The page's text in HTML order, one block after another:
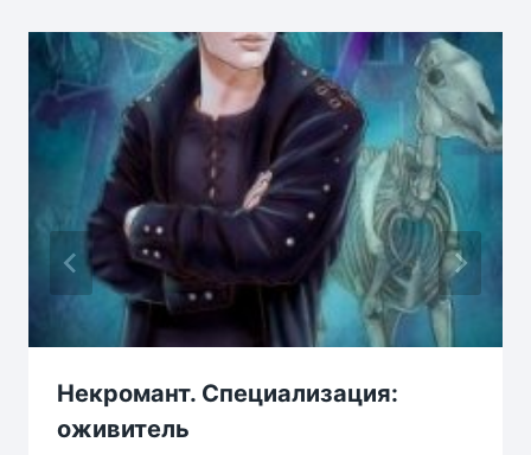
Некромант. Специализация:
оживитель